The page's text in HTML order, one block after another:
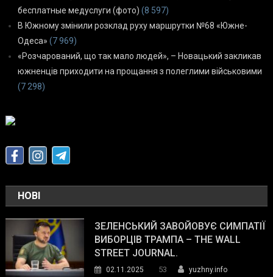
бесплатные медуслуги (фото) (8 597)
В Южному змінили розклад руху маршрутки №68 «Южне-
Одеса» (7 969)
«Розчарований, що так мало людей», – Новацький закликав
южненців приходити на прощання з полеглими військовими
(7 298)
НОВІ
ЗЕЛЕНСЬКИЙ ЗАВОЙОВУЄ СИМПАТІЇ
ВИБОРЦІВ ТРАМПА – THE WALL
STREET JOURNAL.
02.11.2025 53
yuzhny.info